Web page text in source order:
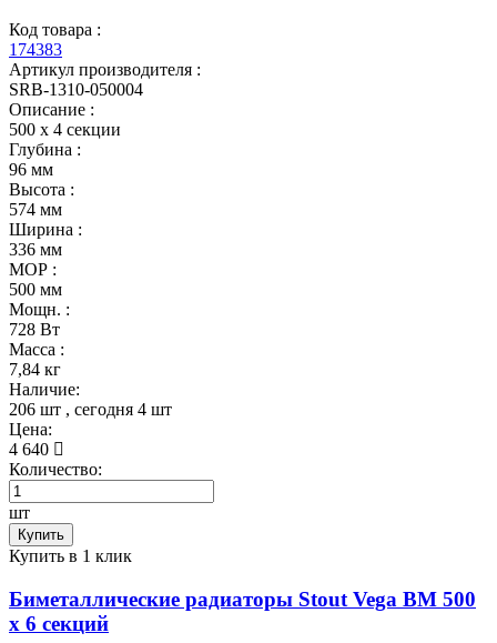
Код товара :
174383
Артикул производителя :
SRB-1310-050004
Описание :
500 x 4 секции
Глубина :
96 мм
Высота :
574 мм
Ширина :
336 мм
МОР :
500 мм
Мощн. :
728 Вт
Масса :
7,84 кг
Наличие:
206 шт , сегодня 4 шт
Цена:
4 640
Количество:
шт
Купить
Купить в 1 клик
Биметаллические радиаторы Stout Vega BM 500
x 6 секций